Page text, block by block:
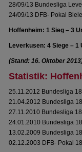
28/09/13 Bundesliga
24/09/13 DFB- Pokal
Hoffenheim: 1 Sieg – 3
Leverkusen: 4 Siege – 1
(Stand: 16. Oktober
Statistik:
25.11.2012 Bundesliga
21.04.2012 Bundesliga
27.11.2010 Bundesliga
24.01.2010 Bundesliga
13.02.2009 Bundesliga
02.12.2003 DFB- Pokal